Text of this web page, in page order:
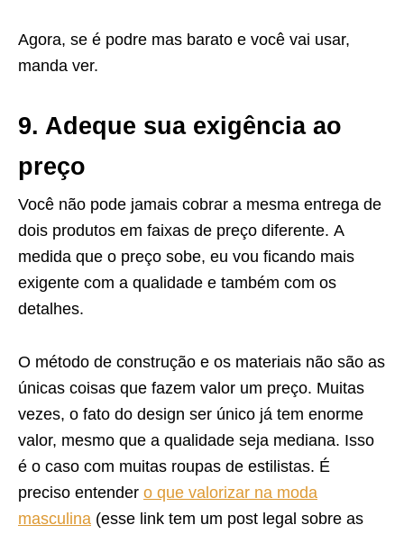
Agora, se é podre mas barato e você vai usar,
manda ver.
9. Adeque sua exigência ao
preço
Você não pode jamais cobrar a mesma entrega de
dois produtos em faixas de preço diferente. A
medida que o preço sobe, eu vou ficando mais
exigente com a qualidade e também com os
detalhes.
O método de construção e os materiais não são as
únicas coisas que fazem valor um preço. Muitas
vezes, o fato do design ser único já tem enorme
valor, mesmo que a qualidade seja mediana. Isso
é o caso com muitas roupas de estilistas. É
preciso entender o que valorizar na moda
masculina (esse link tem um post legal sobre as